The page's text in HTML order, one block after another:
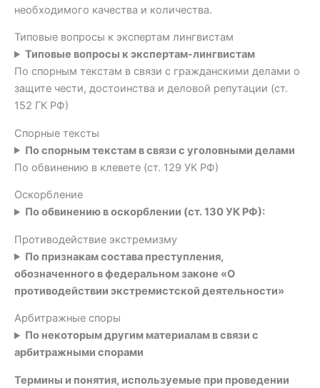
необходимого качества и количества.
Типовые вопросы к экспертам лингвистам
Типовые вопросы к экспертам-лингвистам
По спорным текстам в связи с гражданскими делами о
защите чести, достоинства и деловой репутации (ст.
152 ГК РФ)
Спорные тексты
По спорным текстам в связи с уголовными делами
По обвинению в клевете (ст. 129 УК РФ)
Оскорбление
По обвинению в оскорблении (ст. 130 УК РФ):
Противодействие экстремизму
По признакам состава преступления,
обозначенного в федеральном законе «О
противодействии экстремистской деятельности»
Арбитражные споры
По некоторым другим материалам в связи с
арбитражными спорами
Термины и понятия, используемые при проведении